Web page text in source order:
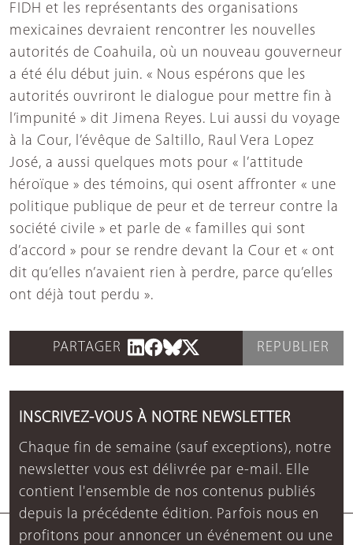
FIDH et les représentants des organisations
mexicaines devraient rencontrer les nouvelles
autorités de Coahuila, où un nouveau gouverneur
a été élu début juin. « Nous espérons que les
autorités ouvriront le dialogue pour mettre fin à
l’impunité » dit Jimena Reyes. Lui aussi du voyage
à la Cour, l’évêque de Saltillo, Raul Vera Lopez
José, a aussi quelques mots pour « l’attitude
héroïque » des témoins, qui osent affronter « une
politique publique de peur et de terreur contre la
société civile » et parle de « familles qui sont
d’accord » pour se rendre devant la Cour et « ont
dit qu’elles n’avaient rien à perdre, parce qu’elles
ont déjà tout perdu ».
PARTAGER REPUBLIER
INSCRIVEZ-VOUS À NOTRE NEWSLETTER
Chaque fin de semaine (sauf exceptions), notre
newsletter vous est délivrée par e-mail. Elle
contient l'ensemble de nos contenus publiés
depuis la précédente édition. Parfois nous en
profitons pour annoncer un événement ou une